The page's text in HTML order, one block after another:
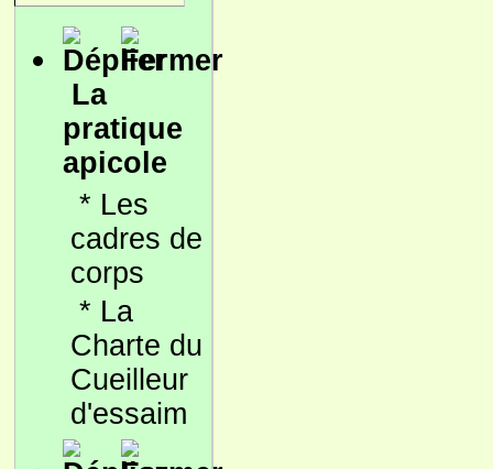
La
pratique
apicole
* Les
cadres de
corps
* La
Charte du
Cueilleur
d'essaim